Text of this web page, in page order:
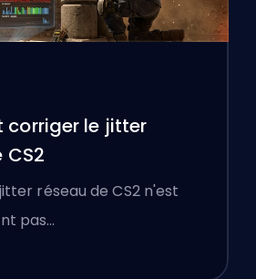
corriger le jitter
CS2
réseau de CS2 n'est
pas…